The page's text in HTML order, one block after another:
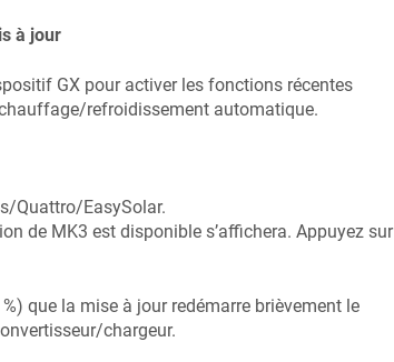
à jour
GX pour activer les fonctions récentes
refroidissement automatique.
Quattro/EasySolar.
de MK3 est disponible s’affichera. Appuyez sur
que la mise à jour redémarre brièvement le
chargeur.